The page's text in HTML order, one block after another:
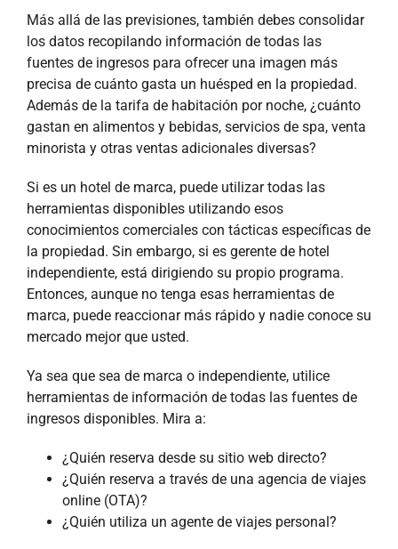
Más allá de las previsiones, también debes consolidar
los datos recopilando información de todas las
fuentes de ingresos para ofrecer una imagen más
precisa de cuánto gasta un huésped en la propiedad.
Además de la tarifa de habitación por noche, ¿cuánto
gastan en alimentos y bebidas, servicios de spa, venta
minorista y otras ventas adicionales diversas?
Si es un hotel de marca, puede utilizar todas las
herramientas disponibles utilizando esos
conocimientos comerciales con tácticas específicas de
la propiedad. Sin embargo, si es gerente de hotel
independiente, está dirigiendo su propio programa.
Entonces, aunque no tenga esas herramientas de
marca, puede reaccionar más rápido y nadie conoce su
mercado mejor que usted.
Ya sea que sea de marca o independiente, utilice
herramientas de información de todas las fuentes de
ingresos disponibles. Mira a:
¿Quién reserva desde su sitio web directo?
¿Quién reserva a través de una agencia de viajes
online (OTA)?
¿Quién utiliza un agente de viajes personal?